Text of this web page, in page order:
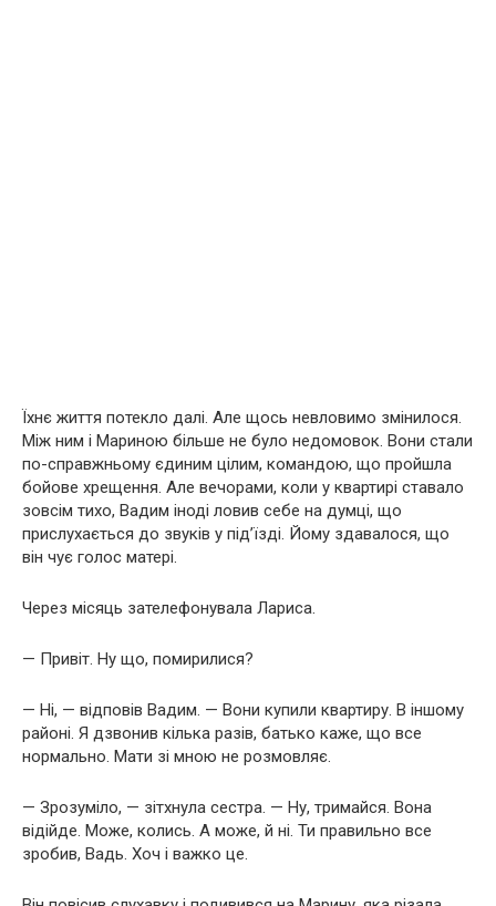
Їхнє життя потекло далі. Але щось невловимо змінилося.
Між ним і Мариною більше не було недомовок. Вони стали
по-справжньому єдиним цілим, командою, що пройшла
бойове хрещення. Але вечорами, коли у квартирі ставало
зовсім тихо, Вадим іноді ловив себе на думці, що
прислухається до звуків у під’їзді. Йому здавалося, що
він чує голос матері.
Через місяць зателефонувала Лариса.
— Привіт. Ну що, помирилися?
— Ні, — відповів Вадим. — Вони купили квартиру. В іншому
районі. Я дзвонив кілька разів, батько каже, що все
нормально. Мати зі мною не розмовляє.
— Зрозуміло, — зітхнула сестра. — Ну, тримайся. Вона
відійде. Може, колись. А може, й ні. Ти правильно все
зробив, Вадь. Хоч і важко це.